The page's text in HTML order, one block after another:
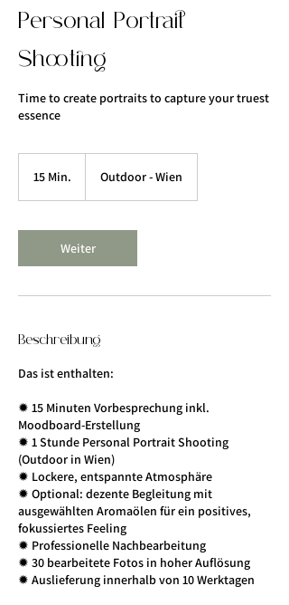
Personal Portrait
Shooting
Time to create portraits to capture your truest
essence
15 Min.
i
n
.
Outdoor - Wien
Weiter
Beschreibung
Das ist enthalten:
✹ 15 Minuten Vorbesprechung inkl.
Moodboard-Erstellung
✹ 1 Stunde Personal Portrait Shooting
(Outdoor in Wien)
✹ Lockere, entspannte Atmosphäre
✹ Optional: dezente Begleitung mit
ausgewählten Aromaölen für ein positives,
fokussiertes Feeling
✹ Professionelle Nachbearbeitung
✹ 30 bearbeitete Fotos in hoher Auflösung
✹ Auslieferung innerhalb von 10 Werktagen